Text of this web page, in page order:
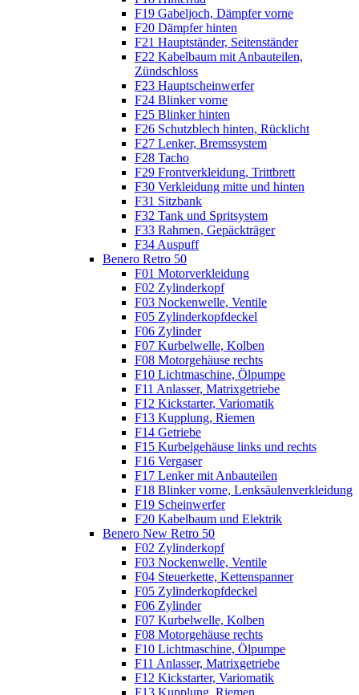
F19 Gabeljoch, Dämpfer vorne
F20 Dämpfer hinten
F21 Hauptständer, Seitenständer
F22 Kabelbaum mit Anbauteilen,
Zündschloss
F23 Hauptscheinwerfer
F24 Blinker vorne
F25 Blinker hinten
F26 Schutzblech hinten, Rücklicht
F27 Lenker, Bremssystem
F28 Tacho
F29 Frontverkleidung, Trittbrett
F30 Verkleidung mitte und hinten
F31 Sitzbank
F32 Tank und Spritsystem
F33 Rahmen, Gepäckträger
F34 Auspuff
Benero Retro 50
F01 Motorverkleidung
F02 Zylinderkopf
F03 Nockenwelle, Ventile
F05 Zylinderkopfdeckel
F06 Zylinder
F07 Kurbelwelle, Kolben
F08 Motorgehäuse rechts
F10 Lichtmaschine, Ölpumpe
F11 Anlasser, Matrixgetriebe
F12 Kickstarter, Variomatik
F13 Kupplung, Riemen
F14 Getriebe
F15 Kurbelgehäuse links und rechts
F16 Vergaser
F17 Lenker mit Anbauteilen
F18 Blinker vorne, Lenksäulenverkleidung
F19 Scheinwerfer
F20 Kabelbaum und Elektrik
Benero New Retro 50
F02 Zylinderkopf
F03 Nockenwelle, Ventile
F04 Steuerkette, Kettenspanner
F05 Zylinderkopfdeckel
F06 Zylinder
F07 Kurbelwelle, Kolben
F08 Motorgehäuse rechts
F10 Lichtmaschine, Ölpumpe
F11 Anlasser, Matrixgetriebe
F12 Kickstarter, Variomatik
F13 Kupplung, Riemen